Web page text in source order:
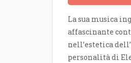
La sua musica
affascinante
nell’estetica
personalità di